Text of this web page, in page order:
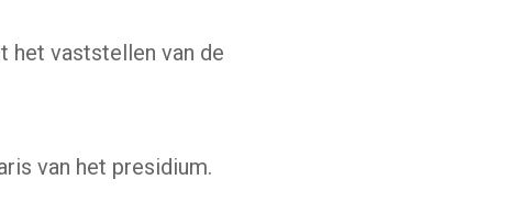
het vaststellen van de
van het presidium.